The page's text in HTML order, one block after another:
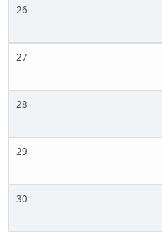
26
27
28
29
30